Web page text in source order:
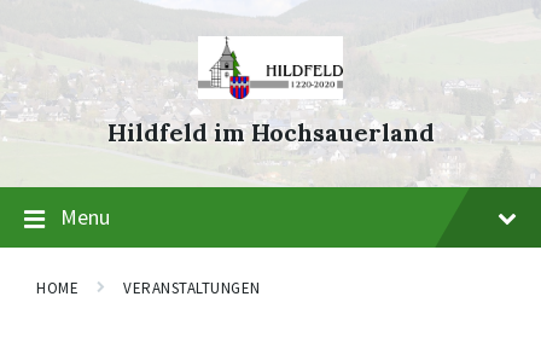
navigation
Hildfeld im Hochsauerland
Menu
HOME VERANSTALTUNGEN